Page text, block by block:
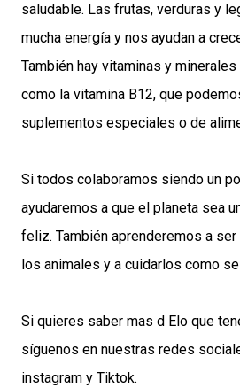
saludable. Las frutas, verduras y
mucha energía y nos ayudan a
También hay vitaminas y
como la vitamina B12, que
suplementos especiales o de
Si todos colaboramos siendo un
ayudaremos a que el planeta sea
feliz. También aprenderemos a
los animales y a cuidarlos como
Si quieres saber mas d Elo que
síguenos en nuestras redes
instagram y Tiktok.